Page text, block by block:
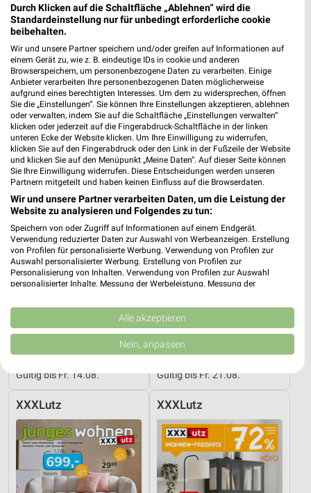
2,3 km
Gartenmöbel-Abverkauf
Gültig bis Fr. 28.08.
2,3 km
Wohnideen so individuell wie du!
Gültig bis Fr. 14.08.
XXXLutz
2,3 km
Gültig bis Fr. 14.08.
XXXLutz
Gültig bis Fr. 21.08.
XXXLutz XXXLutz
Durch Klicken auf die Schaltfläche „Ablehnen“ wird die
Standardeinstellung nur für unbedingt erforderliche cookie
beibehalten.
Wir und unsere Partner speichern und/oder greifen auf Informationen auf
einem Gerät zu, wie z. B. eindeutige IDs in cookie und anderen
Browserspeichern, um personenbezogene Daten zu verarbeiten. Einige
Anbieter verarbeiten Ihre personenbezogenen Daten möglicherweise
aufgrund eines berechtigten Interesses. Um dem zu widersprechen, öffnen
Sie die „Einstellungen“. Sie können Ihre Einstellungen akzeptieren, ablehnen
oder verwalten, indem Sie auf die Schaltfläche „Einstellungen verwalten“
klicken oder jederzeit auf die Fingerabdruck-Schaltfläche in der linken
unteren Ecke der Website klicken. Um Ihre Einwilligung zu widerrufen,
klicken Sie auf den Fingerabdruck oder den Link in der Fußzeile der Website
und klicken Sie auf den Menüpunkt „Meine Daten“. Auf dieser Seite können
Sie Ihre Einwilligung widerrufen. Diese Entscheidungen werden unseren
Partnern mitgeteilt und haben keinen Einfluss auf die Browserdaten.
Wir und unsere Partner verarbeiten Daten, um die Leistung der
Website zu analysieren und Folgendes zu tun:
Speichern von oder Zugriff auf Informationen auf einem Endgerät.
Verwendung reduzierter Daten zur Auswahl von Werbeanzeigen. Erstellung
von Profilen für personalisierte Werbung. Verwendung von Profilen zur
Auswahl personalisierter Werbung. Erstellung von Profilen zur
Personalisierung von Inhalten. Verwendung von Profilen zur Auswahl
personalisierter Inhalte. Messung der Werbeleistung. Messung der
Kombinationen von Daten aus verschiedenen Quellen. Entwicklung und
Verbesserung der Angebote. Verwendung reduzierter Daten zur Auswahl
von Inhalten.
Daten können außerhalb der Europäischen Union weitergegeben und in die
Website/App.
IAB-Verarbeitungszwecke:
Speichern von oder Zugriff auf Informationen
auf einem Endgerät
Alle akzeptieren
Nein, anpassen